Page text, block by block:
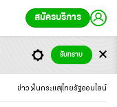
สมัครบริการ
ข่าว ในกระแส ไทยรัฐออนไลน์
รับทราบ